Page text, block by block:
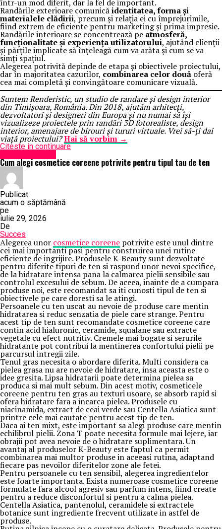
într-un mod diferit, dar la fel de important.
Randările exterioare comunicăidentitatea, forma și
materialele clădirii, precum și relația ei cu împrejurimile,
fiind extrem de eficiente pentru marketing și prima impresie.
Randările interioare se concentrează pe atmosferă,
funcționalitate și experiența utilizatorului, ajutând clienții
și părțile implicate să înțeleagă cum va arăta și cum se va
simți spațiul.
Alegerea potrivită depinde de etapa și obiectivele proiectului,
dar în majoritatea cazurilor, combinarea celor două oferă
cea mai completă și convingătoare comunicare vizuală.
Suntem Renderistic, un studio de randare și design interior
din Timișoara, România. Din 2018, ajutăm arhitecți,
dezvoltatori și designeri din Europa și nu numai să își
vizualizeze proiectele prin randări 3D fotorealiste, design
interior, amenajare de birouri și tururi virtuale. Vrei să-ți dai
viață proiectului?Hai să vorbim →
Citeste in continuare
Cum alegi cosmetice coreene potrivite pentru tipul tau de ten
Publicat
acum o săptămână
pe
iulie 29, 2026
De
Succes
Alegerea unor cosmetice coreene potrivite este unul dintre
cei mai importanti pasi pentru construirea unei rutine
eficiente de ingrijire. Produsele K-Beauty sunt dezvoltate
pentru diferite tipuri de ten si raspund unor nevoi specifice,
de la hidratare intensa pana la calmarea pielii sensibile sau
controlul excesului de sebum. De aceea, inainte de a cumpara
produse noi, este recomandat sa iti cunosti tipul de ten si
obiectivele pe care doresti sa le atingi.
Persoanele cu ten uscat au nevoie de produse care mentin
hidratarea si reduc senzatia de piele care strange. Pentru
acest tip de ten sunt recomandate cosmetice coreene care
contin acid hialuronic, ceramide, squalane sau extracte
vegetale cu efect nutritiv. Cremele mai bogate si serurile
hidratante pot contribui la mentinerea confortului pielii pe
parcursul intregii zile.
Tenul gras necesita o abordare diferita. Multi considera ca
pielea grasa nu are nevoie de hidratare, insa aceasta este o
idee gresita. Lipsa hidratarii poate determina pielea sa
produca si mai mult sebum. Din acest motiv, cosmeticele
coreene pentru ten gras au texturi usoare, se absorb rapid si
ofera hidratare fara a incarca pielea. Produsele cu
niacinamida, extract de ceai verde sau Centella Asiatica sunt
printre cele mai cautate pentru acest tip de ten.
Daca ai ten mixt, este important sa alegi produse care mentin
echilibrul pielii. Zona T poate necesita formule mai lejere, iar
obrajii pot avea nevoie de o hidratare suplimentara. Un
avantaj al produselor K-Beauty este faptul ca permit
combinarea mai multor produse in aceeasi rutina, adaptand
fiecare pas nevoilor diferitelor zone ale fetei.
Pentru persoanele cu ten sensibil, alegerea ingredientelor
este foarte importanta. Exista numeroase cosmetice coreene
formulate fara alcool agresiv sau parfum intens, fiind create
pentru a reduce disconfortul si pentru a calma pielea.
Centella Asiatica, pantenolul, ceramidele si extractele
botanice sunt ingrediente frecvent utilizate in astfel de
produse.